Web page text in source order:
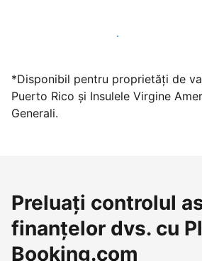
Găzduiți oaspeți cu noi chiar
*Disponibil pentru proprietăți de
Puerto Rico și Insulele Virgine
Generali.
Preluați controlul
finanțelor dvs. cu
Booking.com